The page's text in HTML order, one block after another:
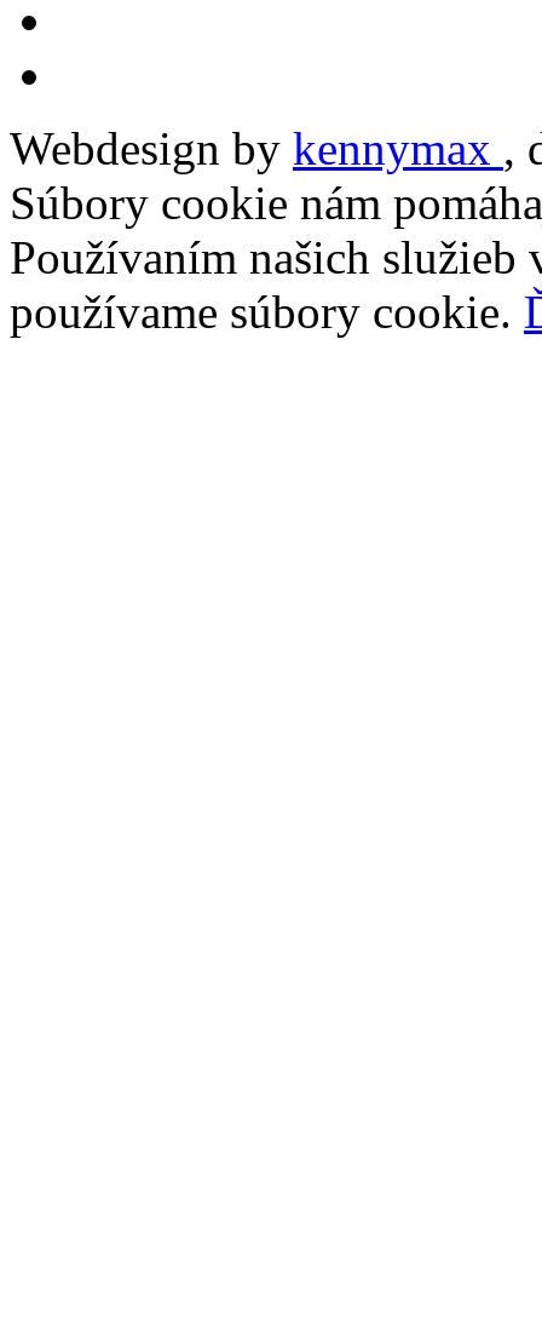
Webdesign by kennymax ,
Súbory cookie nám
Používaním našich služieb
používame súbory cookie.